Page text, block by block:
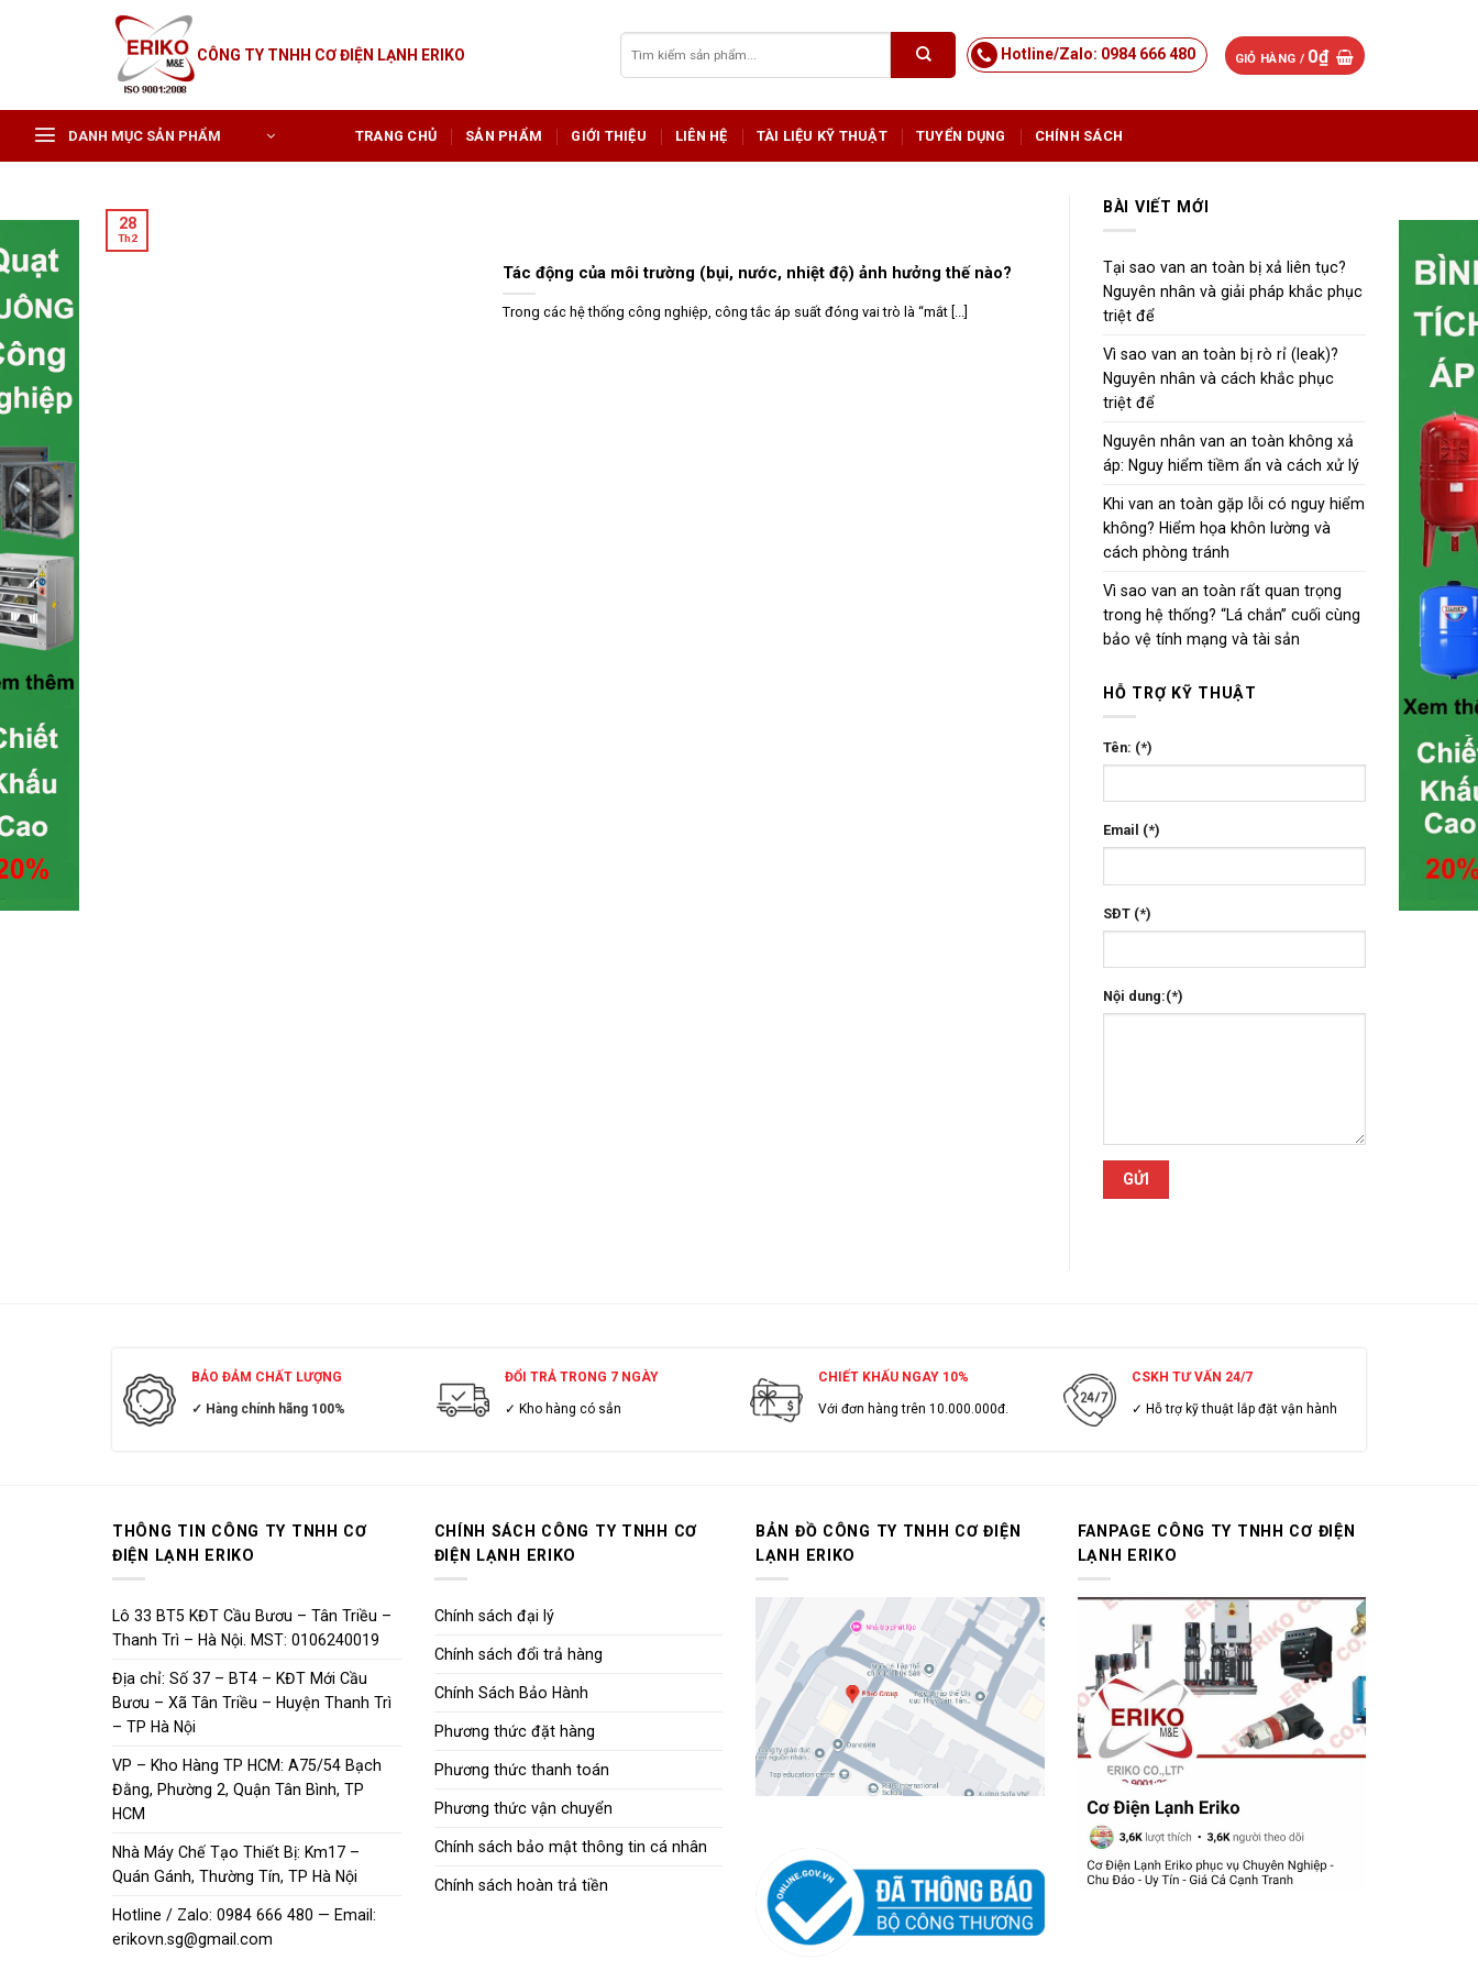
CÔNG TY TNHH CƠ ĐIỆN LẠNH ERIKO
kiếm:
Hotline/Zalo: 0984 666 480 GIỎ HÀNG / 0₫
DANH MỤC SẢN PHẨM TRANG CHỦ SẢN PHẨM GIỚI THIỆU LIÊN HỆ TÀI LIỆU KỸ THUẬT TUYỂN DỤNG CHÍNH SÁCH
Tác động của môi trường (bụi, nước, nhiệt độ) ảnh hưởng thế nào?
Trong các hệ thống công nghiệp, công tắc áp suất đóng vai trò là “mắt [...]
28
Th2
BÀI VIẾT MỚI
Tại sao van an toàn bị xả liên tục?
Nguyên nhân và giải pháp khắc phục
triệt để
Vì sao van an toàn bị rò rỉ (leak)?
Nguyên nhân và cách khắc phục
triệt để
Nguyên nhân van an toàn không xả
áp: Nguy hiểm tiềm ẩn và cách xử lý
Khi van an toàn gặp lỗi có nguy hiểm
không? Hiểm họa khôn lường và
cách phòng tránh
Vì sao van an toàn rất quan trọng
trong hệ thống? “Lá chắn” cuối cùng
bảo vệ tính mạng và tài sản
HỖ TRỢ KỸ THUẬT
Tên: (*)
Email (*)
SĐT (*)
Nội dung:(*)
BẢO ĐẢM CHẤT LƯỢNG
✓ Hàng chính hãng 100%
ĐỔI TRẢ TRONG 7 NGÀY
✓ Kho hàng có sẳn
CHIẾT KHẤU NGAY 10%
Với đơn hàng trên 10.000.000đ.
CSKH TƯ VẤN 24/7
✓ Hỗ trợ kỹ thuật lắp đặt vận hành
THÔNG TIN CÔNG TY TNHH CƠ
ĐIỆN LẠNH ERIKO
Lô 33 BT5 KĐT Cầu Bươu – Tân Triều –
Thanh Trì – Hà Nội. MST: 0106240019
Địa chỉ: Số 37 – BT4 – KĐT Mới Cầu
Bươu – Xã Tân Triều – Huyện Thanh Trì
– TP Hà Nội
VP – Kho Hàng TP HCM: A75/54 Bạch
Đằng, Phường 2, Quận Tân Bình, TP
HCM
Nhà Máy Chế Tạo Thiết Bị: Km17 –
Quán Gánh, Thường Tín, TP Hà Nội
Hotline / Zalo: 0984 666 480 — Email:
erikovn.sg@gmail.com
CHÍNH SÁCH CÔNG TY TNHH CƠ
ĐIỆN LẠNH ERIKO
Chính sách đại lý
Chính sách đổi trả hàng
Chính Sách Bảo Hành
Phương thức đặt hàng
Phương thức thanh toán
Phương thức vận chuyển
Chính sách bảo mật thông tin cá nhân
Chính sách hoàn trả tiền
BẢN ĐỒ CÔNG TY TNHH CƠ ĐIỆN
LẠNH ERIKO
FANPAGE CÔNG TY TNHH CƠ ĐIỆN
LẠNH ERIKO